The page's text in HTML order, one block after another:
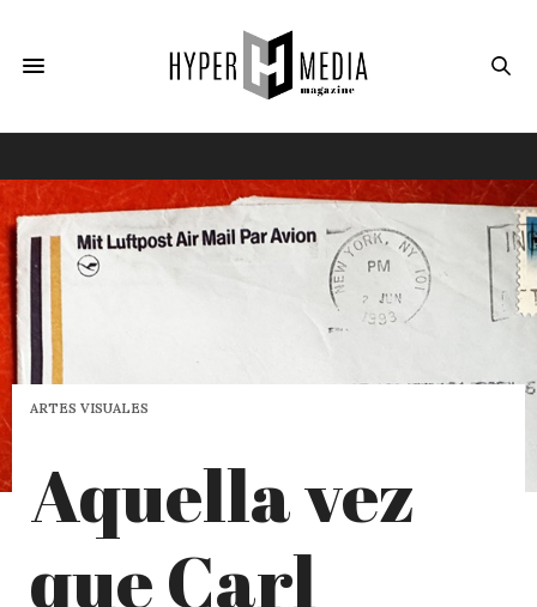
ARTES VISUALES
Aquella vez
que Carl